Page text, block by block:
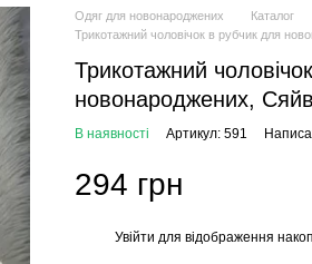
Одяг для новонароджених Каталог
Трикотажний чоловічок в рубчик для
Трикотажний
новонароджених,
В наявності Артикул: 591
294 грн
Увійти для відображення